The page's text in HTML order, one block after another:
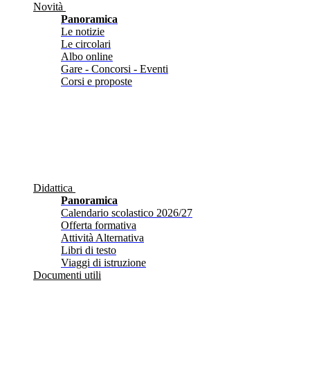
Novità
Panoramica
Le notizie
Le circolari
Albo online
Gare - Concorsi - Eventi
Corsi e proposte
Didattica
Panoramica
Calendario scolastico 2026/27
Offerta formativa
Attività Alternativa
Libri di testo
Viaggi di istruzione
Documenti utili